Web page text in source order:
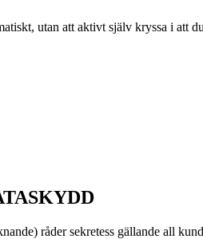
utan att aktivt själv kryssa i att
råder sekretess gällande all